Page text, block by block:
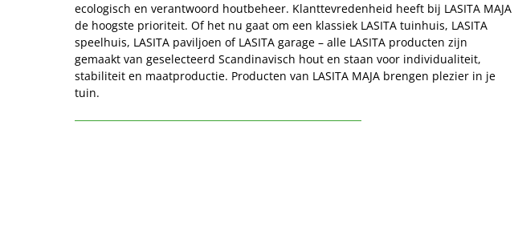
ecologisch en verantwoord houtbeheer. Klanttevredenheid heeft bij LASITA MAJA
de hoogste prioriteit. Of het nu gaat om een klassiek LASITA tuinhuis, LASITA
speelhuis, LASITA paviljoen of LASITA garage – alle LASITA producten zijn
gemaakt van geselecteerd Scandinavisch hout en staan voor individualiteit,
stabiliteit en maatproductie. Producten van LASITA MAJA brengen plezier in je
tuin.